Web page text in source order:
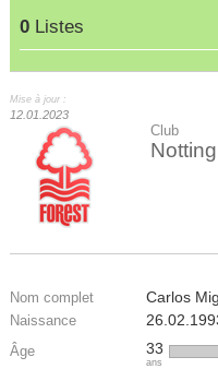
0 Listes
Mise à jour :
12.01.2023
Club
Nom complet Carlos
Naissance
Âge 33
ans